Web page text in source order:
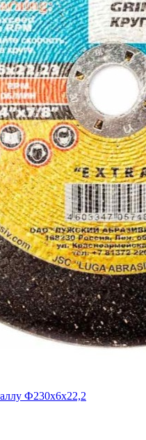
Ф230х6х22,2